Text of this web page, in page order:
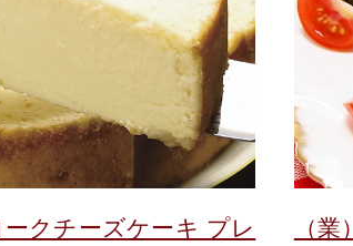
ークチーズケーキ プレ
（